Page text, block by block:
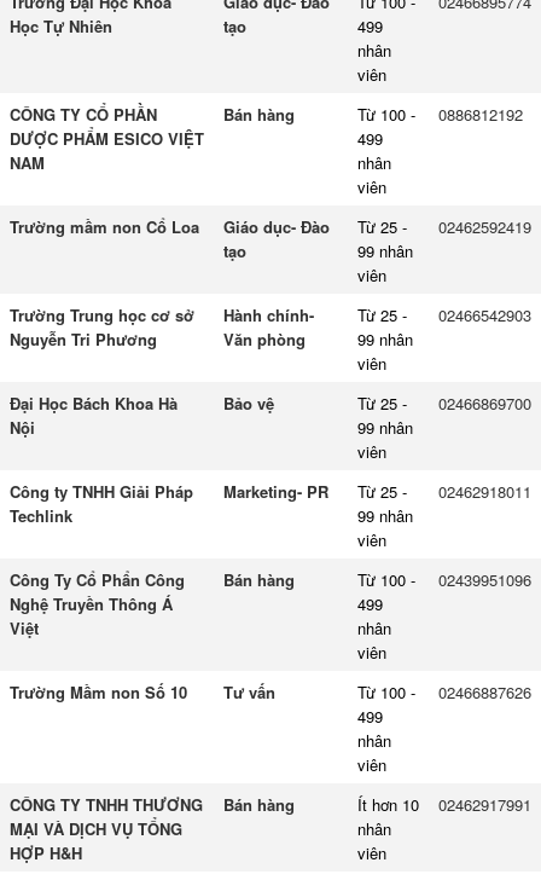
Học Tự Nhiên
tạo
499
nhân
viên
CÔNG TY CỔ PHẦN
DƯỢC PHẨM ESICO VIỆT
NAM
Bán hàng
Từ 100 -
499
nhân
viên
0886812192
Trường mầm non Cổ Loa
Giáo dục- Đào
tạo
Từ 25 -
99 nhân
viên
02462592419
Trường Trung học cơ sở
Nguyễn Tri Phương
Hành chính-
Văn phòng
Từ 25 -
99 nhân
viên
02466542903
Đại Học Bách Khoa Hà
Nội
Bảo vệ
Từ 25 -
99 nhân
viên
02466869700
Công ty TNHH Giải Pháp
Techlink
Marketing- PR
Từ 25 -
99 nhân
viên
02462918011
Công Ty Cổ Phẩn Công
Nghệ Truyền Thông Á
Việt
Bán hàng
Từ 100 -
499
nhân
viên
02439951096
Trường Mầm non Số 10 Tư vấn
Từ 100 -
499
nhân
viên
02466887626
CÔNG TY TNHH THƯƠNG
MẠI VÀ DỊCH VỤ TỔNG
HỢP H&H
Bán hàng
Ít hơn 10
nhân
viên
02462917991